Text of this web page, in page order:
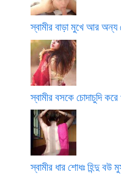
স্বামীর বাড়া মুখে আর অন্য
স্বামীর বসকে চোদাচুদি
স্বামীর ধার শোধঃ হিন্দু বউ